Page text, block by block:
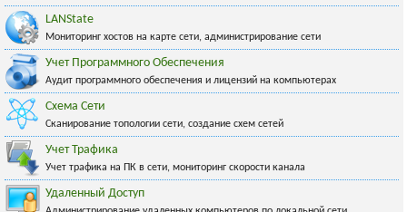
LANState
Мониторинг хостов на карте сети, администрирование сети
Учет Программного Обеспечения
Аудит программного обеспечения и лицензий на компьютерах
Схема Сети
Сканирование топологии сети, создание схем сетей
Учет Трафика
Учет трафика на ПК в сети, мониторинг скорости канала
Удаленный Доступ